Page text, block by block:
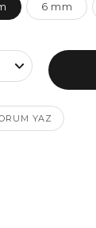
6 mm
YAZ